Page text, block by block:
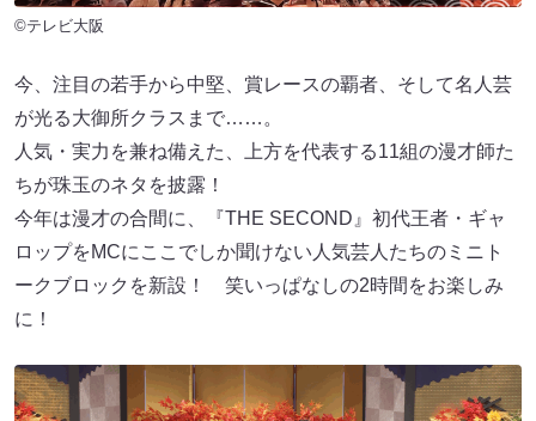
©テレビ大阪
今、注目の若手から中堅、賞レースの覇者、そして名人芸
が光る大御所クラスまで……。
人気・実力を兼ね備えた、上方を代表する11組の漫才師た
ちが珠玉のネタを披露！
今年は漫才の合間に、『THE SECOND』初代王者・ギャ
ロップをMCにここでしか聞けない人気芸人たちのミニト
ークブロックを新設！ 笑いっぱなしの2時間をお楽しみ
に！